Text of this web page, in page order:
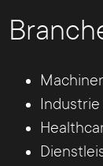
Industrie